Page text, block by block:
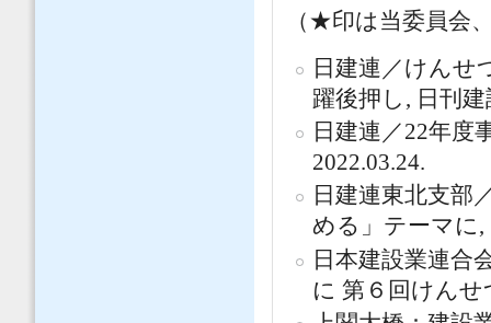
（★印は当委員会
日建連／けんせ
躍後押し, 日刊建
日建連／22年度
2022.03.24.
日建連東北支部
める」テーマに,
日本建設業連合
に 第６回けんせ